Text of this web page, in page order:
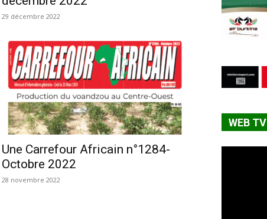
29 décembre 2022
Une Carrefour Africain n°1284-
Octobre 2022
28 novembre 2022
WEB